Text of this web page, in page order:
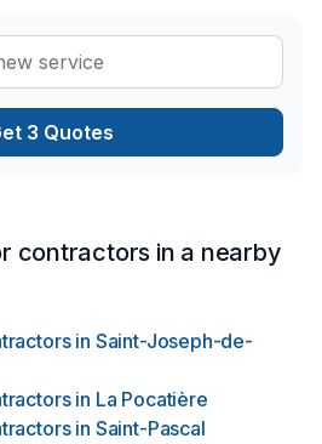
3 Quotes
contractors in a nearby
in Saint-Joseph-de-
in La Pocatière
in Saint-Pascal